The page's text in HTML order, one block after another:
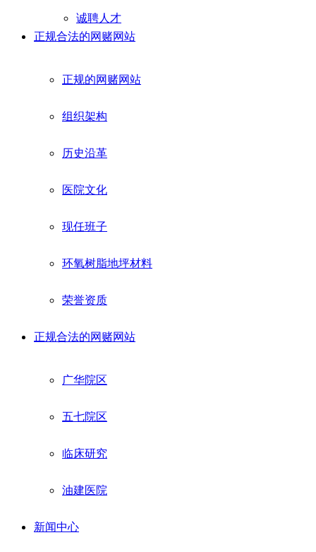
诚聘人才
正规合法的网赌网站
正规的网赌网站
组织架构
历史沿革
医院文化
现任班子
环氧树脂地坪材料
荣誉资质
正规合法的网赌网站
广华院区
五七院区
临床研究
油建医院
新闻中心